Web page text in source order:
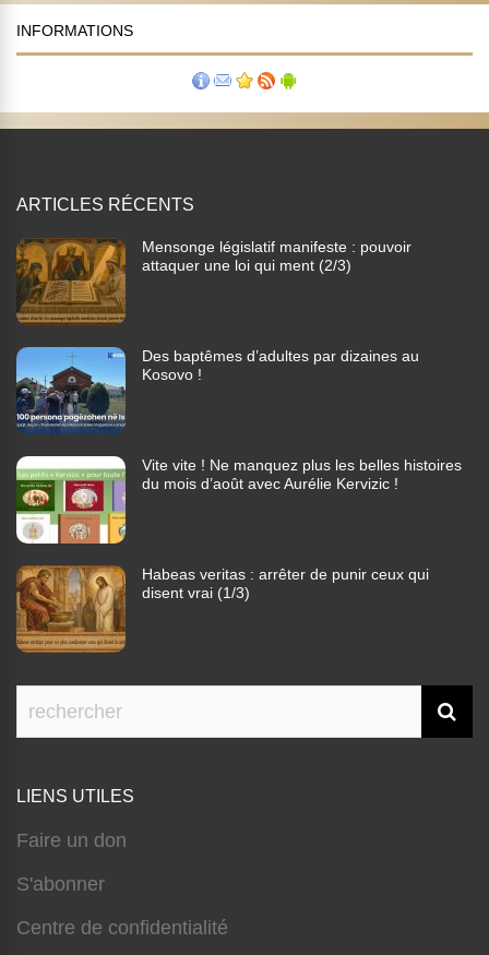
INFORMATIONS
ARTICLES RÉCENTS
Mensonge législatif manifeste : pouvoir
attaquer une loi qui ment (2/3)
Des baptêmes d’adultes par dizaines au
Kosovo !
Vite vite ! Ne manquez plus les belles histoires
du mois d’août avec Aurélie Kervizic !
Habeas veritas : arrêter de punir ceux qui
disent vrai (1/3)
LIENS UTILES
Faire un don
S'abonner
Centre de confidentialité